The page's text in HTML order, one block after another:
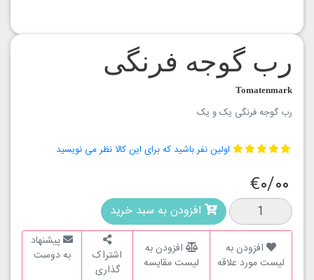
رب گوجه فرنگی
Tomatenmark
رب گوجه فرنگی یک و یک
اولین نفر باشید که برای این کالا نظر می نویسید
€۰/۰۰
افزودن به سبد خرید
افزودن به
لیست مورد علاقه
افزودن به
لیست مقایسه
اشتراک
گذاری
پیشنهاد
به دوست